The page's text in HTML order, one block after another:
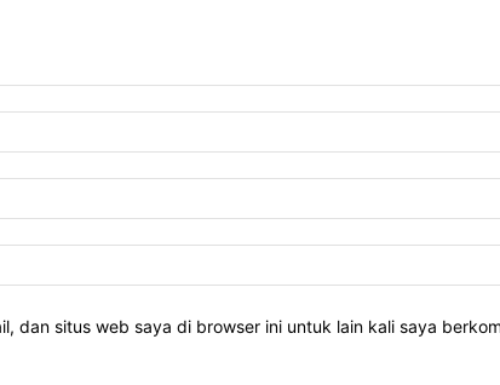
dan situs web saya di browser ini untuk lain kali saya